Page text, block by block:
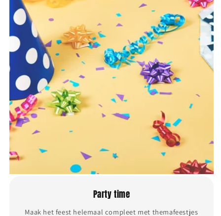
Party time
Maak het feest helemaal compleet met themafeestjes